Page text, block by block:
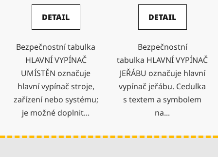
DETAIL
Bezpečnostní tabulka
HLAVNÍ VYPÍNAČ
UMÍSTĚN označuje
hlavní vypínač stroje,
zařízení nebo systému;
je možné doplnit...
DETAIL
Bezpečnostní
tabulka HLAVNÍ VYPÍNAČ
JEŘÁBU označuje hlavní
vypínač jeřábu. Cedulka
s textem a symbolem
na...